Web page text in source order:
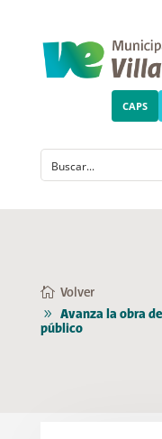
CAPS
Volver
Avanza la obra
público